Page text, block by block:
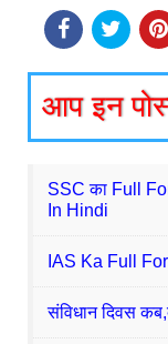
आप इन
SSC का Full
In Hindi
IAS Ka Full
संविधान दिवस